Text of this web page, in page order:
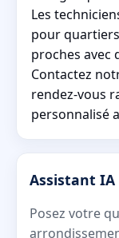
Les
pour
proches avec
Contactez
rendez-vous
personnalisé
Assistant
Posez votre